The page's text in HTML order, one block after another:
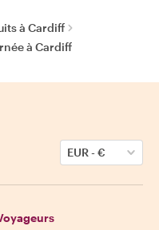
à Cardiff
à Cardiff
EUR-€